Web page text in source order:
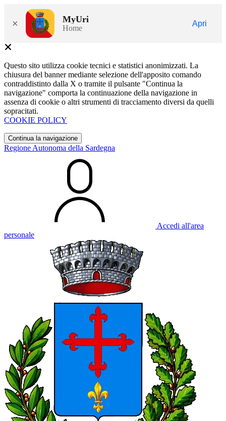
× MyUri
Home
Apri
Questo sito utilizza cookie tecnici e statistici anonimizzati. La
chiusura del banner mediante selezione dell'apposito comando
contraddistinto dalla X o tramite il pulsante "Continua la
navigazione" comporta la continuazione della navigazione in
assenza di cookie o altri strumenti di tracciamento diversi da quelli
sopracitati.
COOKIE POLICY
Continua la navigazione
Regione Autonoma della Sardegna
Accedi all'area
personale